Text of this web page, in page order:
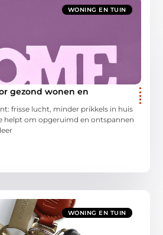
WONING EN TUIN
gezond wonen en
frisse lucht, minder prikkels in huis
helpt om opgeruimd en ontspannen
WONING EN TUIN